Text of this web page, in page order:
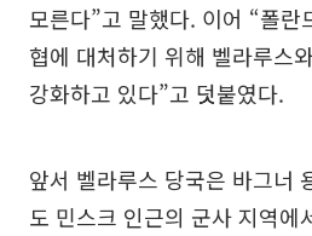
모른다”고 말했다. 이어 “폴란
협에 대처하기 위해 벨라루스
강화하고 있다”고 덧붙였다.
앞서 벨라루스 당국은 바그너
도 민스크 인근의 군사 지역에